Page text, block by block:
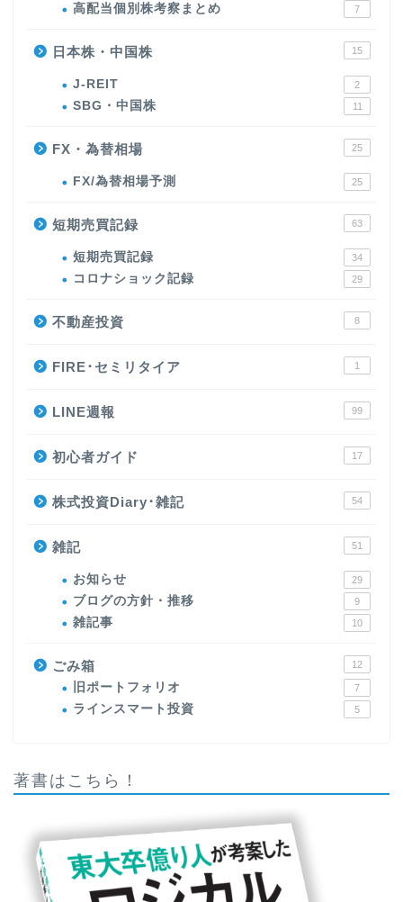
高配当個別株考察まとめ 7
日本株・中国株 15
J-REIT 2
SBG・中国株 11
FX・為替相場 25
FX/為替相場予測 25
短期売買記録 63
短期売買記録 34
コロナショック記録 29
不動産投資 8
FIRE･セミリタイア 1
LINE週報 99
初心者ガイド 17
株式投資Diary･雑記 54
雑記 51
お知らせ 29
ブログの方針・推移 9
雑記事 10
ごみ箱 12
旧ポートフォリオ 7
ラインスマート投資 5
著書はこちら！